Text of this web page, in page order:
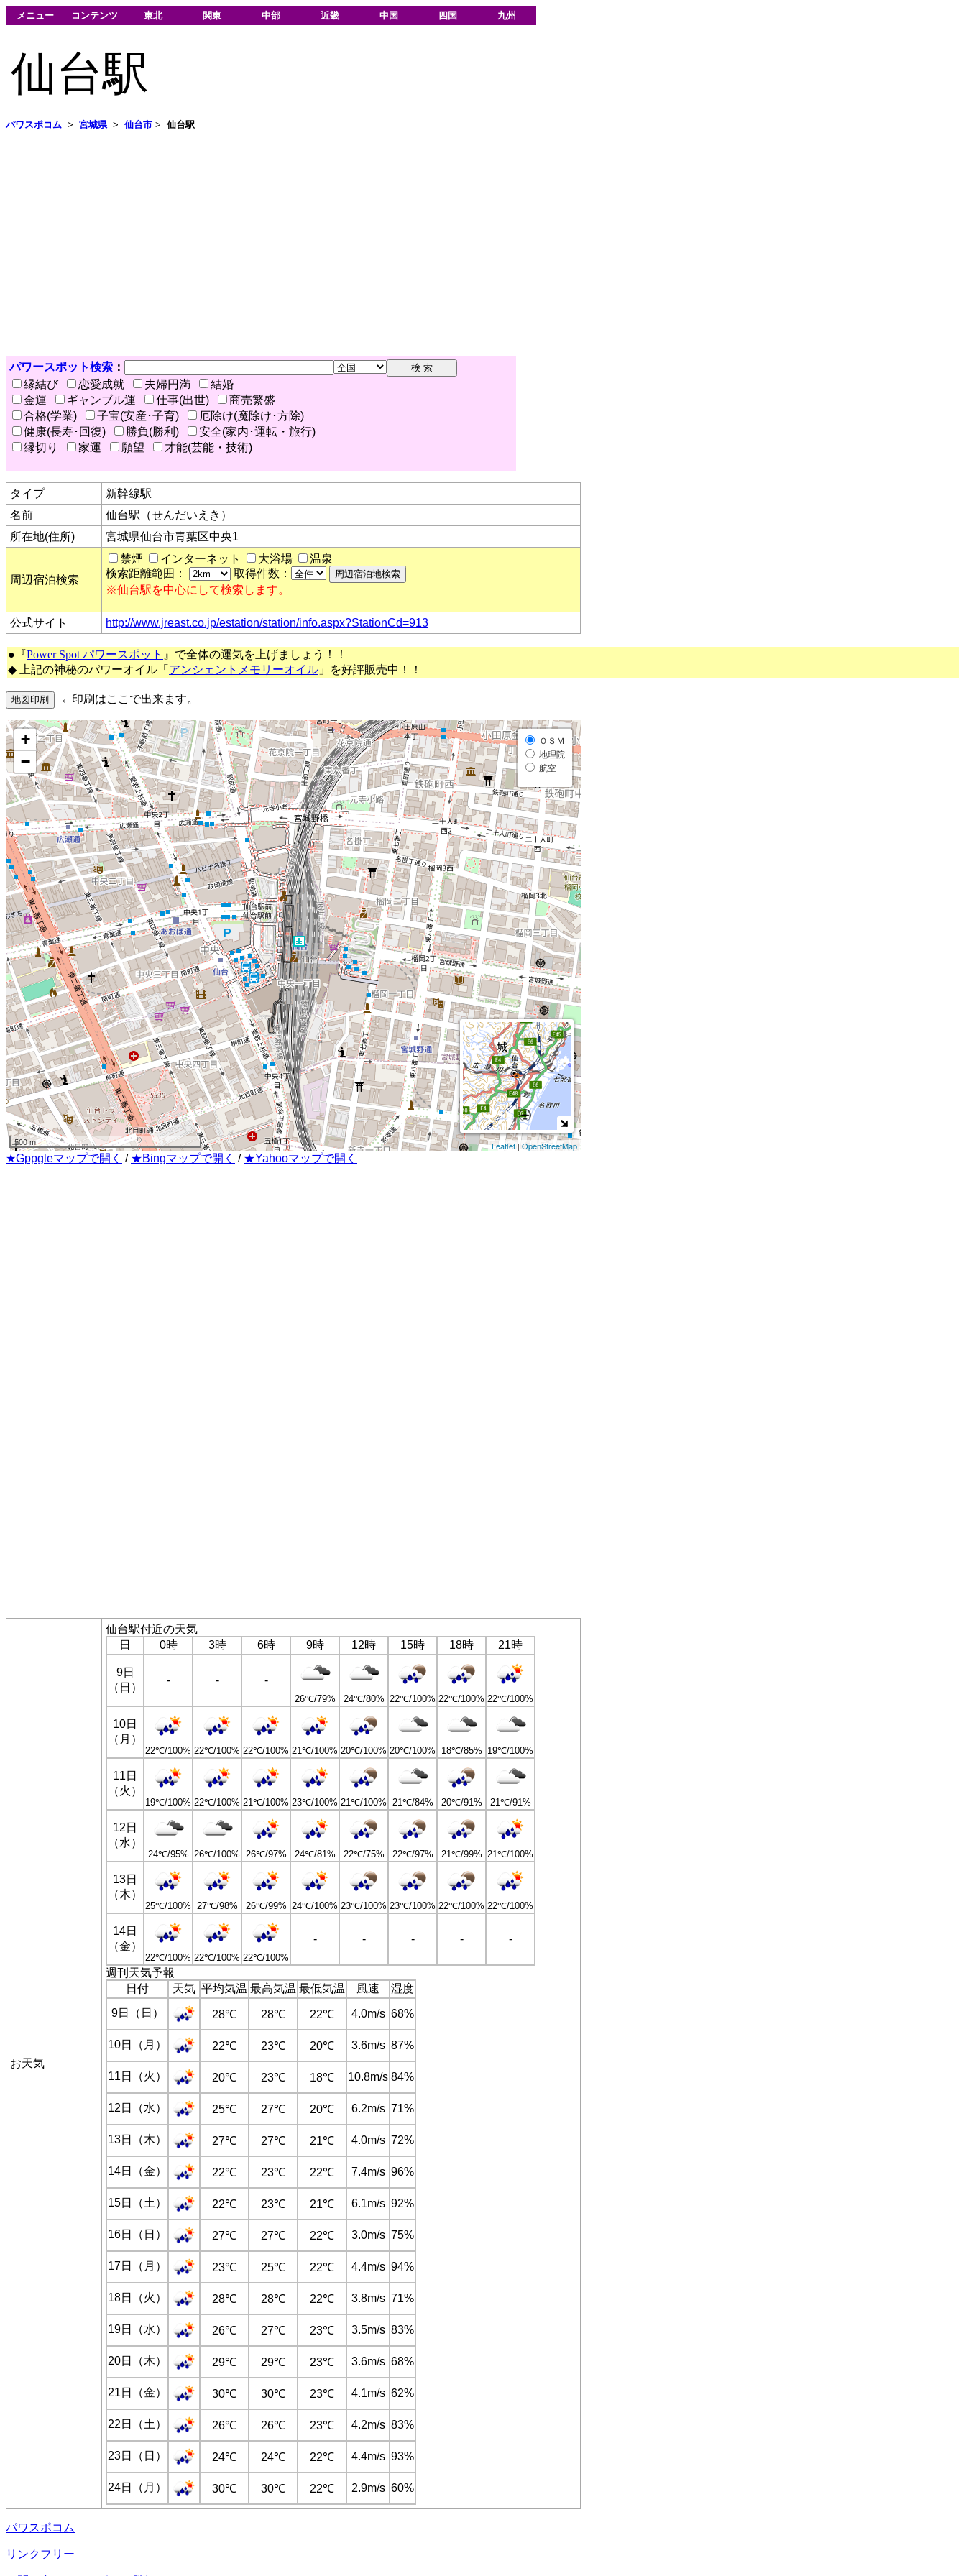
メニュー コンテンツ 東北 関東 中部 近畿 中国 四国 九州
仙台駅
パワスポコム > 宮城県> 仙台市 > 仙台駅
パワースポット検索 ：
縁結び
恋愛成就 夫婦円満
結婚
金運
ギャンブル運 仕事(出世)
商売繁盛
合格(学業)
子宝(安産･子育)
厄除け(魔除け･方除)
健康(長寿･回復)
勝負(勝利)
安全(家内･運転・旅行)
縁切り
家運 願望 才能(芸能・技術)
タイプ
新幹線駅
名前
仙台駅（せんだいえき）
所在地(住所)
宮城県仙台市青葉区中央1
周辺宿泊検索
禁煙 インターネット 大浴場
温泉
検索距離範囲：
取得件数：
※仙台駅を中心にして検索します。
公式サイト http://www.jreast.co.jp/estation/station/info.aspx?StationCd=913
●『Power Spot パワースポット 』で全体の運気を上げましょう！！
◆ 上記の神秘のパワーオイル「 アンシェントメモリーオイル 」を好評販売中！！
←印刷はここで出来ます。
+
−
ＯＳＭ
地理院
航空
500 m Leaflet | OpenStreetMap
★Gppgleマップで開く / ★Bingマップで開く / ★Yahooマップで開く
お天気
仙台駅付近の天気
日
0時 3時 6時 9時 12時 15時 18時 21時
9日
（日）
- - -
26℃/79% 24℃/80% 22℃/100% 22℃/100% 22℃/100%
10日
（月）
22℃/100% 22℃/100% 22℃/100% 21℃/100% 20℃/100% 20℃/100% 18℃/85% 19℃/100%
11日
（火）
19℃/100% 22℃/100% 21℃/100% 23℃/100% 21℃/100% 21℃/84% 20℃/91% 21℃/91%
12日
（水）
24℃/95% 26℃/100% 26℃/97% 24℃/81% 22℃/75% 22℃/97% 21℃/99% 21℃/100%
13日
（木）
25℃/100% 27℃/98% 26℃/99% 24℃/100% 23℃/100% 23℃/100% 22℃/100% 22℃/100%
14日
（金）
22℃/100% 22℃/100% 22℃/100%
- - - - -
週刊天気予報
日付
天気 平均気温 最高気温 最低気温 風速
湿度
9日（日）
28℃ 28℃ 22℃ 4.0m/s 68%
10日（月） 22℃ 23℃ 20℃ 3.6m/s 87%
11日（火） 20℃ 23℃ 18℃ 10.8m/s 84%
12日（水） 25℃ 27℃ 20℃ 6.2m/s 71%
13日（木） 27℃ 27℃ 21℃ 4.0m/s 72%
14日（金） 22℃ 23℃ 22℃ 7.4m/s 96%
15日（土） 22℃ 23℃ 21℃ 6.1m/s 92%
16日（日） 27℃ 27℃ 22℃ 3.0m/s 75%
17日（月） 23℃ 25℃ 22℃ 4.4m/s 94%
18日（火） 28℃ 28℃ 22℃ 3.8m/s 71%
19日（水） 26℃ 27℃ 23℃ 3.5m/s 83%
20日（木） 29℃ 29℃ 23℃ 3.6m/s 68%
21日（金） 30℃ 30℃ 23℃ 4.1m/s 62%
22日（土） 26℃ 26℃ 23℃ 4.2m/s 83%
23日（日） 24℃ 24℃ 22℃ 4.4m/s 93%
24日（月） 30℃ 30℃ 22℃ 2.9m/s 60%
パワスポコム
リンクフリー